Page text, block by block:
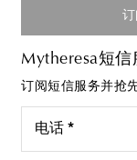
订
Mytheresa短信
订阅短信服务并抢
电话 *